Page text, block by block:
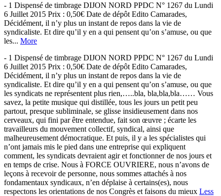
- 1 Dispensé de timbrage DIJON NORD PPDC N° 1267 du Lundi
6 Juillet 2015 Prix : 0,50€ Date de dépôt Edito Camarades,
Décidément, il n’y plus un instant de repos dans la vie de
syndicaliste. Et dire qu’il y en a qui pensent qu’on s’amuse, ou que
les... More
- 1 Dispensé de timbrage DIJON NORD PPDC N° 1267 du Lundi
6 Juillet 2015 Prix : 0,50€ Date de dépôt Edito Camarades,
Décidément, il n’y plus un instant de repos dans la vie de
syndicaliste. Et dire qu’il y en a qui pensent qu’on s’amuse, ou que
les syndicats ne représentent plus rien,…..bla, bla,bla,bla…… Vous
savez, la petite musique qui distillée, tous les jours un petit peu
partout, presque subliminale, se glisse insidieusement dans nos
cerveaux, qui fini par être entendue, fait son œuvre ; écarte les
travailleurs du mouvement collectif, syndical, ainsi que
malheureusement démocratique. Et puis, il y a les spécialistes qui
n’ont jamais mis le pied dans une entreprise qui expliquent
comment, les syndicats devraient agir et fonctionner de nos jours et
en temps de crise. Nous à FORCE OUVRIERE, nous n’avons de
leçons à recevoir de personne, nous sommes attachés à nos
fondamentaux syndicaux, n’en déplaise à certains(es), nous
respectons les orientations de nos Congrès et faisons du mieux Less